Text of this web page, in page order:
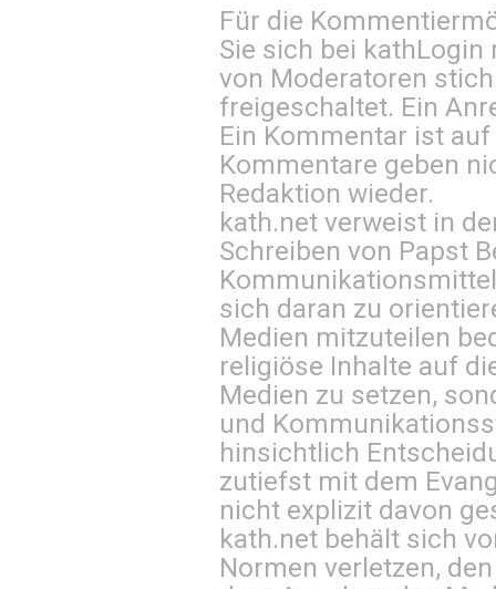
Für die
Sie sich bei kathLogin
von Moderatoren
freigeschaltet. Ein
Ein Kommentar ist
Kommentare geben
Redaktion wieder.
kath.net verweist in
Schreiben von Papst
sich daran zu
Medien mitzuteilen
religiöse Inhalte auf
Medien zu setzen,
und
hinsichtlich
zutiefst mit dem
nicht explizit davon
kath.net behält sich
Normen verletzen,